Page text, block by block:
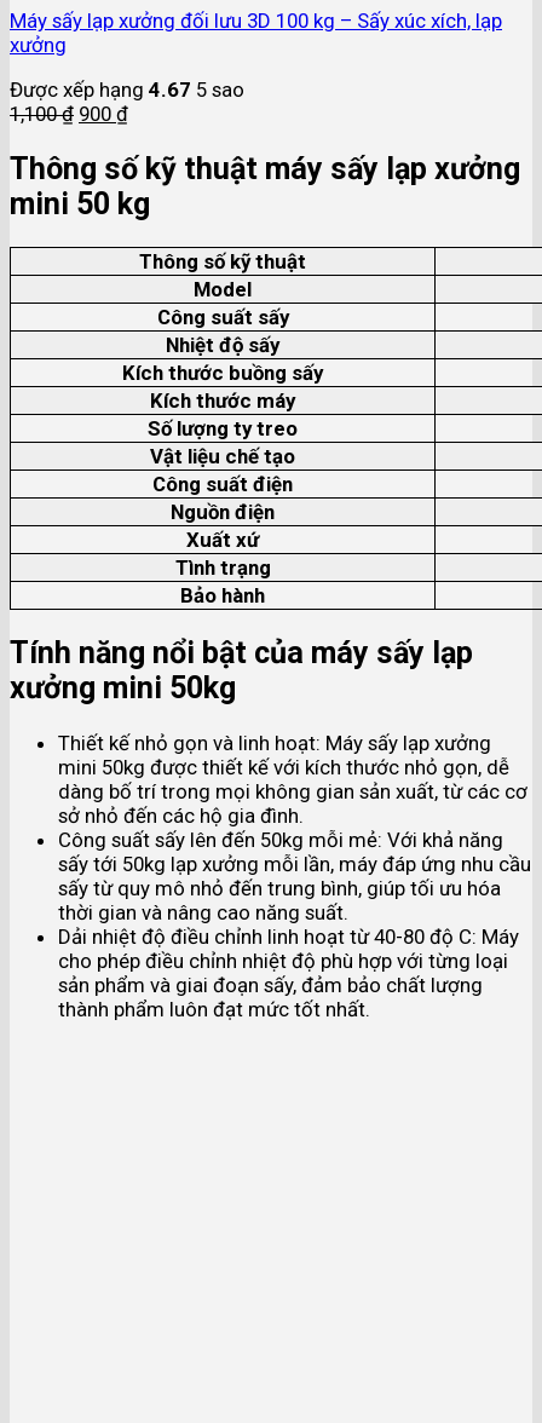
Máy sấy lạp xưởng đối lưu 3D 100 kg – Sấy xúc xích, lạp
xưởng
Được xếp hạng 4.67 5 sao
1,100₫ 900 ₫
Thông số kỹ thuật máy sấy lạp xưởng
mini 50 kg
Thông số kỹ thuật
Model
Công suất sấy
Nhiệt độ sấy
Kích thước buồng sấy
Kích thước máy
Số lượng ty treo
Vật liệu chế tạo
Công suất điện
Nguồn điện
Xuất xứ
Tình trạng
Bảo hành
Tính năng nổi bật của máy sấy lạp
xưởng mini 50kg
Thiết kế nhỏ gọn và linh hoạt: Máy sấy lạp xưởng
mini 50kg được thiết kế với kích thước nhỏ gọn, dễ
dàng bố trí trong mọi không gian sản xuất, từ các cơ
sở nhỏ đến các hộ gia đình.
Công suất sấy lên đến 50kg mỗi mẻ: Với khả năng
sấy tới 50kg lạp xưởng mỗi lần, máy đáp ứng nhu cầu
sấy từ quy mô nhỏ đến trung bình, giúp tối ưu hóa
thời gian và nâng cao năng suất.
Dải nhiệt độ điều chỉnh linh hoạt từ 40-80 độ C: Máy
cho phép điều chỉnh nhiệt độ phù hợp với từng loại
sản phẩm và giai đoạn sấy, đảm bảo chất lượng
thành phẩm luôn đạt mức tốt nhất.